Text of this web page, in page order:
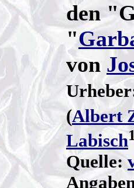
den
"
von
(Albert
Labisch
Quelle: